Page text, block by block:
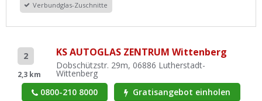
Verbundglas-Zuschnitte
2
2,3 km
KS AUTOGLAS ZENTRUM Wittenberg
Dobschützstr. 29m, 06886 Lutherstadt-
Wittenberg
0800-210 8000
Gratisangebot einholen